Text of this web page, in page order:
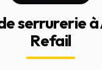
serrurerie à
Refail